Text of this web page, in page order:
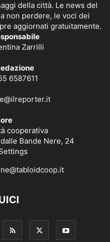
della città. Le news del
non perdere, le voci dei
aggiornati gratuitamente.
Zarrilli
6587611
cooperativa
Bande Nere, 24